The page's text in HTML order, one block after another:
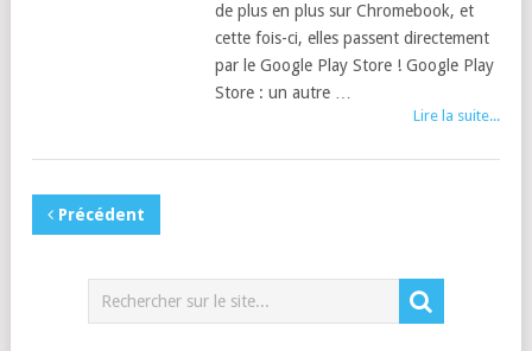
de plus en plus sur Chromebook, et
cette fois-ci, elles passent directement
par le Google Play Store ! Google Play
Store : un autre …
Lire la suite...
Précédent